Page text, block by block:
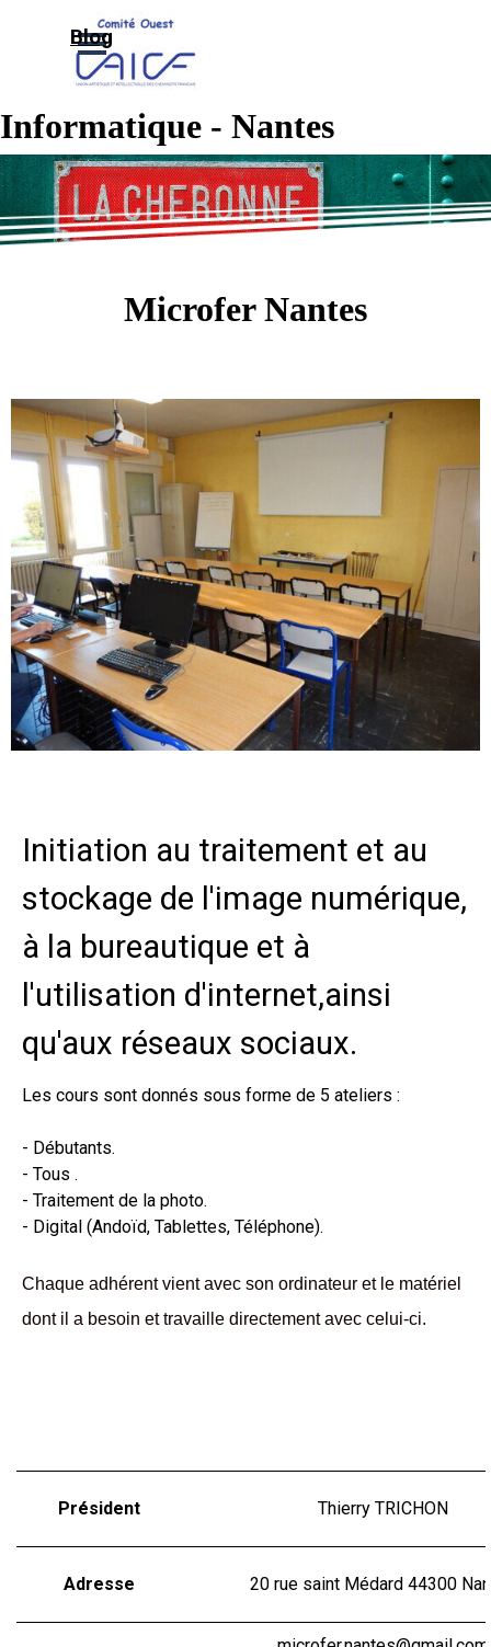
Sauter le menu
Blog
Informatique - Nantes
Microfer Nantes
Initiation au traitement et au
stockage de l'image numérique,
à la bureautique et à
l'utilisation d'internet,ainsi
qu'aux réseaux sociaux.
Les cours sont donnés sous forme de 5 ateliers :
- Débutants.
- Tous .
- Traitement de la photo.
- Digital (Andoïd, Tablettes, Téléphone).
Chaque adhérent vient avec son ordinateur et le matériel
dont il a besoin et travaille directement avec celui-ci.
Président Thierry TRICHON
Adresse 20 rue saint Médard 44300